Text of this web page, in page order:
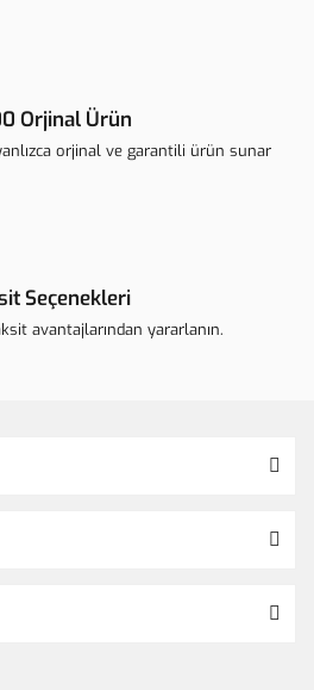
Orjinal Ürün
orjinal ve garantili ürün sunar
Seçenekleri
avantajlarından yararlanın.